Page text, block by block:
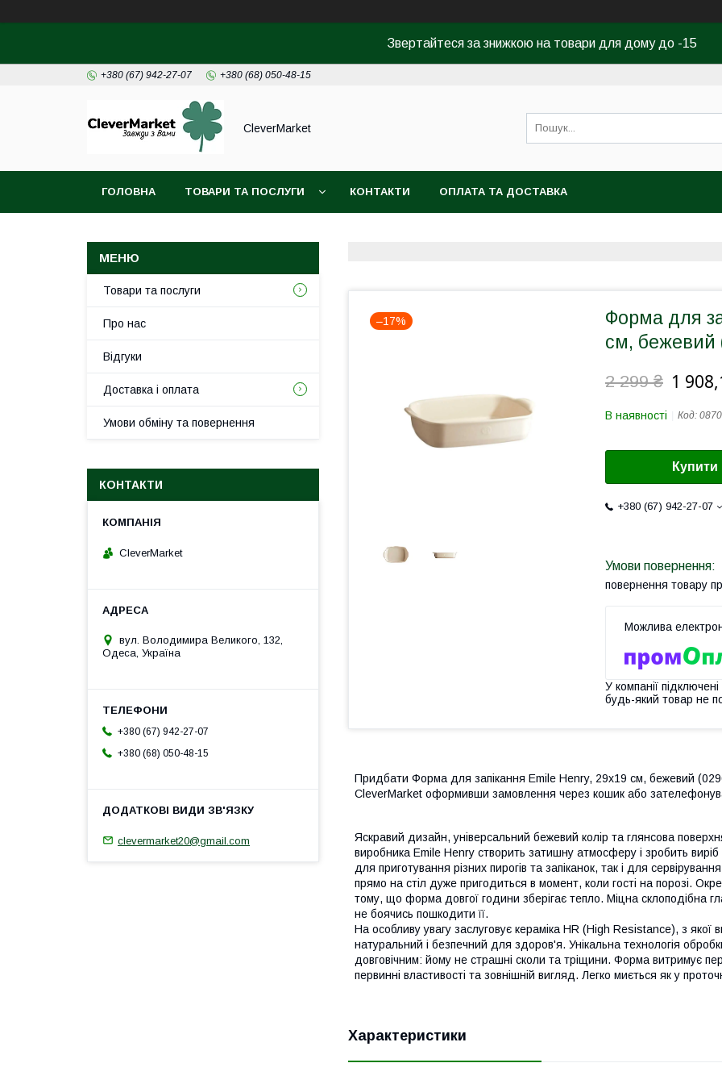
Звертайтеся за знижкою на товари для дому до -15
+380 (67) 942-27-07 +380 (68) 050-48-15
CleverMarket
ГОЛОВНА ТОВАРИ ТА ПОСЛУГИ КОНТАКТИ ОПЛАТА ТА ДОСТАВКА
–17%
Форма для
см, бежевий
2 299 ₴ 1
В наявності Код:
Купити
+380 (67) 942-27-07
повернення товару
У компанії
будь-який товар не
Придбати Форма для запікання Emile Henry, 29x19 см, бежевий
CleverMarket оформивши замовлення через кошик або
Яскравий дизайн, універсальний бежевий колір та глянсова
виробника Emile Henry створить затишну атмосферу і зробить
для приготування різних пирогів та запіканок, так і для
прямо на стіл дуже пригодиться в момент, коли гості на порозі.
тому, що форма довгої години зберігає тепло. Міцна склоподібна
не боячись пошкодити її.
На особливу увагу заслуговує кераміка HR (High Resistance), з
натуральний і безпечний для здоров'я. Унікальна технологія
довговічним: йому не страшні сколи та тріщини. Форма витримує
первинні властивості та зовнішній вигляд. Легко миється як у
Характеристики
Товари та послуги
Про нас
Відгуки
Доставка і оплата
Умови обміну та повернення
КОНТАКТИ
CleverMarket
вул. Володимира Великого, 132,
Одеса, Україна
+380 (67) 942-27-07
+380 (68) 050-48-15
clevermarket20@gmail.com